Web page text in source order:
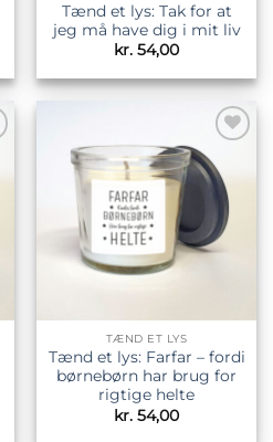
Tænd et lys: Tak for at
jeg må have dig i mit liv
kr. 54,00
Tilføj til
ønskeliste
TÆND ET LYS
Tænd et lys: Farfar – fordi
børnebørn har brug for
rigtige helte
kr. 54,00